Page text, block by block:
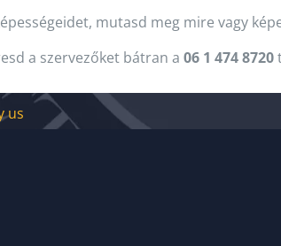
mutasd meg mire vagy
a szervezőket bátran a 06 1 474 8720
us